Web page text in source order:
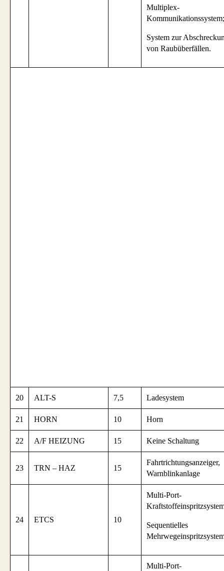
Multiplex-
Kommunikationssystem;
System zur
von Raubüberfällen.
20 ALT-S 7,5 Ladesystem
21 HORN 10 Horn
22 A/F HEIZUNG 15 Keine Schaltung
23 TRN – HAZ 15
Fahrtrichtungsanzeiger,
Warnblinkanlage
24 ETCS 10
Multi-Port-
Sequentielles
Multi-Port-